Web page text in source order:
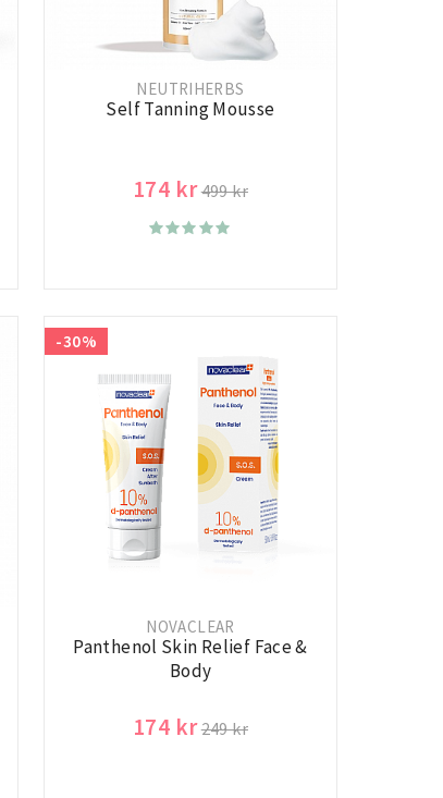
NEUTRIHERBS
Self Tanning Mousse
174 kr499 kr
-30%
NOVACLEAR
Panthenol Skin Relief Face &
Body
174 kr249 kr